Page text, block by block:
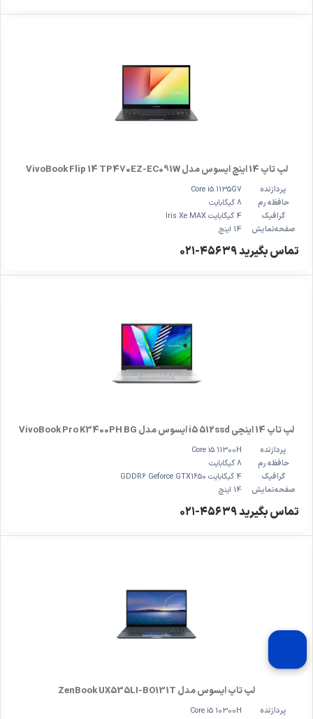
لپ تاپ 14 اینچ ایسوس مدل VivoBook Flip 14 TP470EZ-EC091W
پردازنده
Core i5 1135G7
حافظه رم
8 گیگابایت
گرافیک
4 گیگابایت Iris Xe MAX
صفحه‌نمایش
14 اینچ
تماس بگیرید ۴۵۶۳۹-۰۲۱
لپ تاپ 14 اینچی i5 512ssd ایسوس مدل VivoBook Pro K3400PH BG
پردازنده
Core i5 11300H
حافظه رم
8 گیگابایت
گرافیک
4 گیگابایت GDDR6 Geforce GTX1650
صفحه‌نمایش
14 اینچ
تماس بگیرید ۴۵۶۳۹-۰۲۱
لپ تاپ ایسوس مدل ZenBook UX535LI-BO131T
پردازنده
Core i5 10300H